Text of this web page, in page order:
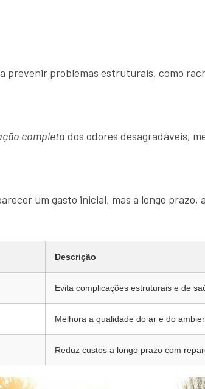
prevenir problemas estruturais, como
completa dos odores desagradáveis,
um gasto inicial, mas a longo
Descrição
Evita complicações estruturais e de
Melhora a qualidade do ar e do
Reduz custos a longo prazo com